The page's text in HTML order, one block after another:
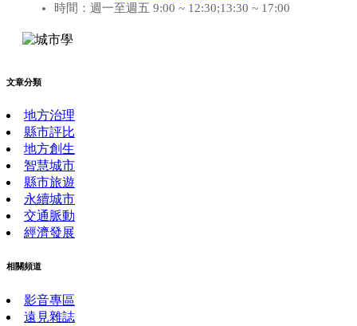
時間：週一至週五 9:00 ~ 12:30;13:30 ~ 17:00
文章分類
地方治理
縣市評比
地方創生
智慧城市
縣市旅遊
永續城市
交通脈動
經濟發展
相關頻道
影音專區
遠見雜誌